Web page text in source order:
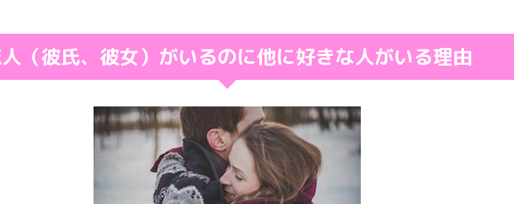
（彼氏、彼女）がいるのに他に好きな人がいる理由